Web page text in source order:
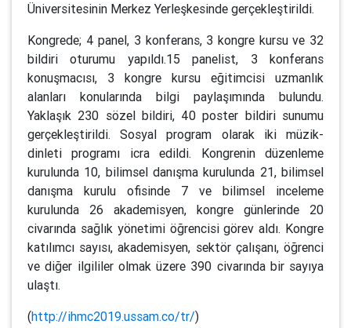
Üniversitesinin Merkez Yerleşkesinde gerçekleştirildi.
Kongrede; 4 panel, 3 konferans, 3 kongre kursu ve 32
bildiri oturumu yapıldı.15 panelist, 3 konferans
konuşmacısı, 3 kongre kursu eğitimcisi uzmanlık
alanları konularında bilgi paylaşımında bulundu.
Yaklaşık 230 sözel bildiri, 40 poster bildiri sunumu
gerçekleştirildi. Sosyal program olarak iki müzik-
dinleti programı icra edildi. Kongrenin düzenleme
kurulunda 10, bilimsel danışma kurulunda 21, bilimsel
danışma kurulu ofisinde 7 ve bilimsel inceleme
kurulunda 26 akademisyen, kongre günlerinde 20
civarında sağlık yönetimi öğrencisi görev aldı. Kongre
katılımcı sayısı, akademisyen, sektör çalışanı, öğrenci
ve diğer ilgililer olmak üzere 390 civarında bir sayıya
ulaştı.
(http://ihmc2019.ussam.co/tr/)